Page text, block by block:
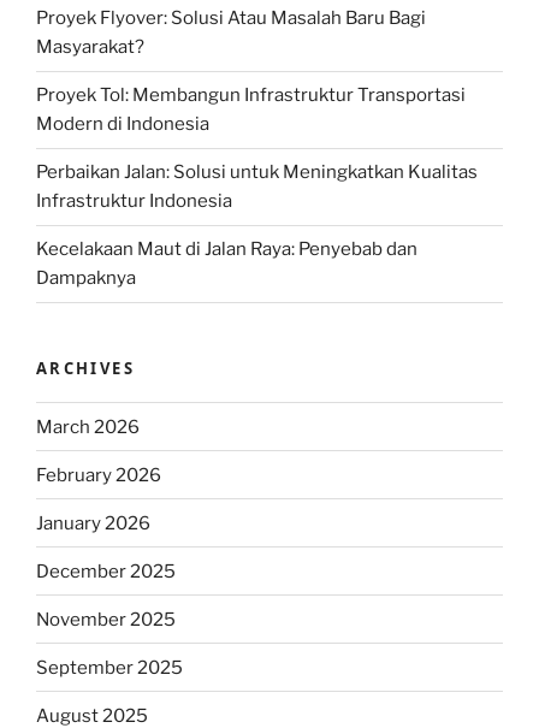
Proyek Flyover: Solusi Atau Masalah Baru Bagi
Masyarakat?
Proyek Tol: Membangun Infrastruktur Transportasi
Modern di Indonesia
Perbaikan Jalan: Solusi untuk Meningkatkan Kualitas
Infrastruktur Indonesia
Kecelakaan Maut di Jalan Raya: Penyebab dan
Dampaknya
ARCHIVES
March 2026
February 2026
January 2026
December 2025
November 2025
September 2025
August 2025